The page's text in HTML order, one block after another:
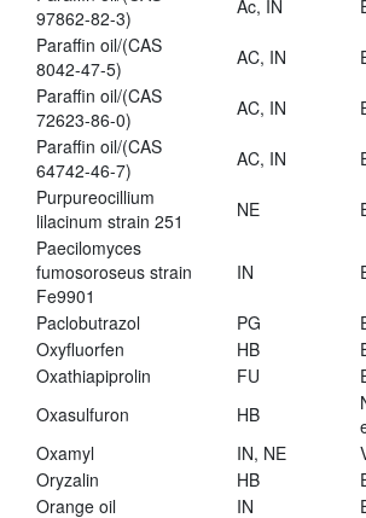
97862-82-3)
Ac, IN
Paraffin oil/(CAS
8042-47-5)
AC, IN
Paraffin oil/(CAS
72623-86-0)
AC, IN
Paraffin oil/(CAS
64742-46-7)
AC, IN
Purpureocillium
lilacinum strain 251
NE
Paecilomyces
fumosoroseus strain
Fe9901
IN
Paclobutrazol PG
Oxyfluorfen
HB
Oxathiapiprolin
FU
Oxasulfuron
HB
Oxamyl
IN, NE
Oryzalin
HB
Orange oil
IN